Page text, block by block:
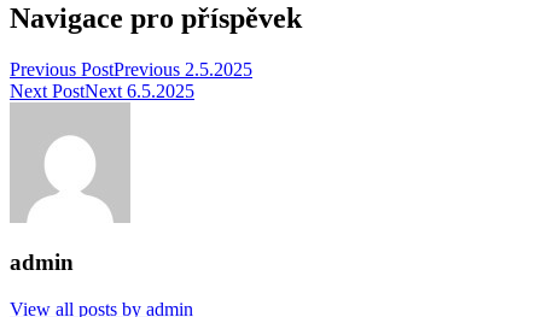
Navigace pro příspěvek
Previous PostPrevious 2.5.2025
Next PostNext 6.5.2025
admin
View all posts by admin